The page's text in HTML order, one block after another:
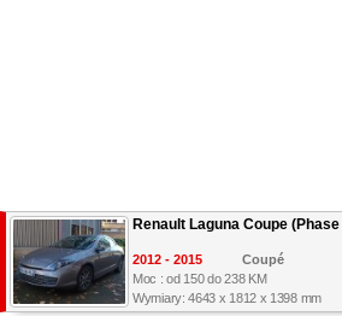
Renault Laguna Coupe (Phase
2012 - 2015
Coupé
Moc : od 150 do 238 KM
Wymiary: 4643 x 1812 x 1398 mm